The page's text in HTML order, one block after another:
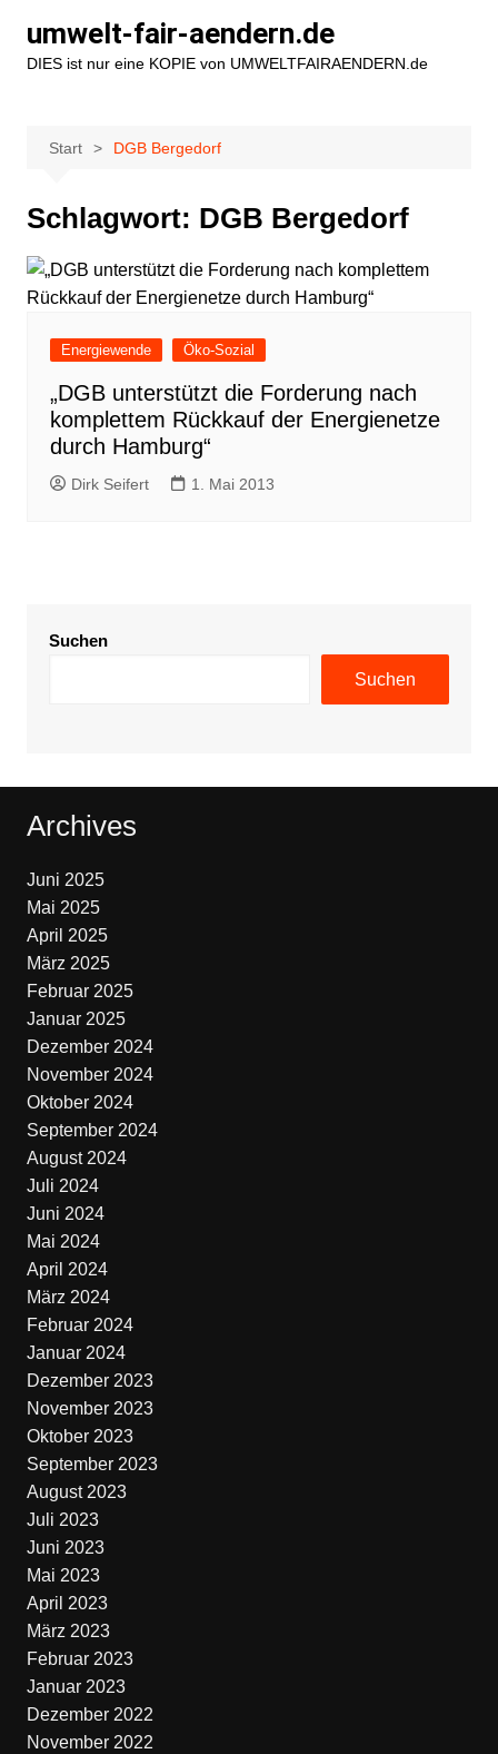
Inhalt
springen
umwelt-fair-aendern.de
DIES ist nur eine KOPIE von UMWELTFAIRAENDERN.de
Start DGB Bergedorf
Schlagwort: DGB Bergedorf
Energiewende Öko-Sozial
„DGB unterstützt die Forderung nach
komplettem Rückkauf der Energienetze
durch Hamburg“
Dirk Seifert 1. Mai 2013
Suchen
Suchen
Archives
Juni 2025
Mai 2025
April 2025
März 2025
Februar 2025
Januar 2025
Dezember 2024
November 2024
Oktober 2024
September 2024
August 2024
Juli 2024
Juni 2024
Mai 2024
April 2024
März 2024
Februar 2024
Januar 2024
Dezember 2023
November 2023
Oktober 2023
September 2023
August 2023
Juli 2023
Juni 2023
Mai 2023
April 2023
März 2023
Februar 2023
Januar 2023
Dezember 2022
November 2022